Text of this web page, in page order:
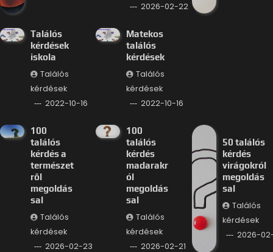
2026-02-22
Találós
kérdések
iskola
Találós
kérdések
2022-10-16
Matekos
találós
kérdések
Találós
kérdések
2022-10-16
100
találós
kérdés a
természet
ről
megoldás
sal
Találós
kérdések
2026-02-23
100
találós
kérdés
madarakr
ól
megoldás
sal
Találós
kérdések
2026-02-21
50 találós
kérdés
virágokról
megoldás
sal
Találós
kérdések
2026-